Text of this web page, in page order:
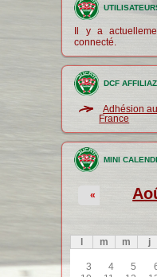
Il y a
connecté.
DCF
Adhésion
France
MINI
«
m m j
3
4 5